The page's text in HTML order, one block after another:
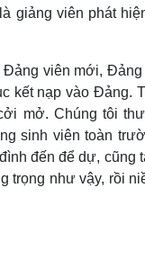
giảng viên phát
viên mới,
kết nạp vào Đảng.
mở. Chúng tôi
sinh viên toàn
đến để dự, cũng
trọng như vậy, rồi